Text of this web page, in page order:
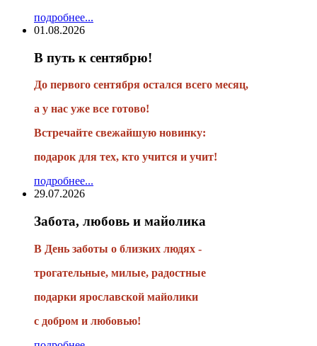
подробнее...
01.08.2026
В путь к сентябрю!
До первого сентября остался всего месяц,
а у нас уже все готово!
Встречайте свежайшую новинку:
подарок для тех, кто учится и учит!
подробнее...
29.07.2026
Забота, любовь и майолика
В День заботы о близких людях -
трогательные, милые, радостные
подарки ярославской майолики
с добром и любовью!